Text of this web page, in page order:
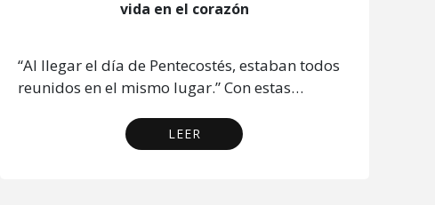
vida en el corazón
“Al llegar el día de Pentecostés, estaban todos
reunidos en el mismo lugar.” Con estas…
LEER